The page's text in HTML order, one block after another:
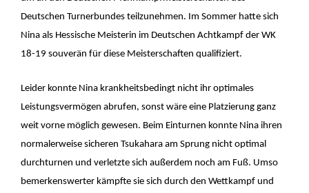
Deutschen Turnerbundes teilzunehmen. Im Sommer hatte sich
Nina als Hessische Meisterin im Deutschen Achtkampf der WK
18-19 souverän für diese Meisterschaften qualifiziert.
Leider konnte Nina krankheitsbedingt nicht ihr optimales
Leistungsvermögen abrufen, sonst wäre eine Platzierung ganz
weit vorne möglich gewesen. Beim Einturnen konnte Nina ihren
normalerweise sicheren Tsukahara am Sprung nicht optimal
durchturnen und verletzte sich außerdem noch am Fuß. Umso
bemerkenswerter kämpfte sie sich durch den Wettkampf und